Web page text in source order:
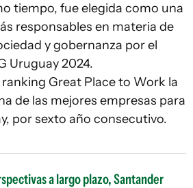
tiempo, fue elegida como una
responsables en materia de
y gobernanza por el
Uruguay 2024.
Great Place to Work la
de las mejores empresas para
por sexto año consecutivo.
a largo plazo, Santander